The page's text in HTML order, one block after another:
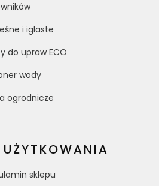
i iglaste
do upraw ECO
wody
ogrodnicze
sklepu